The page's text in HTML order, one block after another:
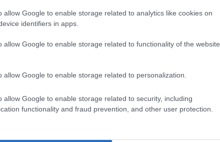
allow Google to enable storage related to analytics like cookies on
identifiers in apps.
allow Google to enable storage related to functionality of the website
allow Google to enable storage related to personalization.
allow Google to enable storage related to security, including
functionality and fraud prevention, and other user protection.
LEGO, van
játszik: